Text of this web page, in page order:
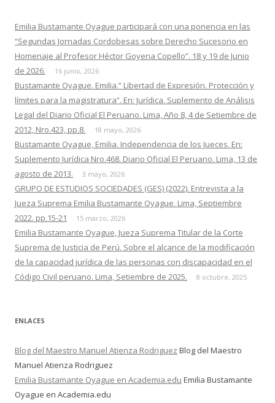
Emilia Bustamante Oyague participará con una ponencia en las
“Segundas Jornadas Cordobesas sobre Derecho Sucesorio en
Homenaje al Profesor Héctor Goyena Copello”. 18 y 19 de Junio
de 2026.
16 junio, 2026
Bustamante Oyague. Emilia.” Libertad de Expresión. Protección y
límites para la magistratura”. En: Jurídica. Suplemento de Análisis
Legal del Diario Oficial El Peruano. Lima, Año 8, 4 de Setiembre de
2012, Nro.423, pp.8.
18 mayo, 2026
Bustamante Oyague, Emilia. Independencia de los Jueces. En:
Suplemento Jurídica Nro.468. Diario Oficial El Peruano. Lima, 13 de
agosto de 2013.
3 mayo, 2026
GRUPO DE ESTUDIOS SOCIEDADES (GES) (2022). Entrevista a la
Jueza Suprema Emilia Bustamante Oyague. Lima, Septiembre
2022. pp.15-21
15 marzo, 2026
Emilia Bustamante Oyague, Jueza Suprema Titular de la Corte
Suprema de Justicia de Perú. Sobre el alcance de la modificación
de la capacidad jurídica de las personas con discapacidad en el
Código Civil peruano. Lima, Setiembre de 2025.
8 octubre, 2025
ENLACES
Blog del Maestro Manuel Atienza Rodriguez Blog del Maestro
Manuel Atienza Rodriguez
Emilia Bustamante Oyague en Academia.edu Emilia Bustamante
Oyague en Academia.edu